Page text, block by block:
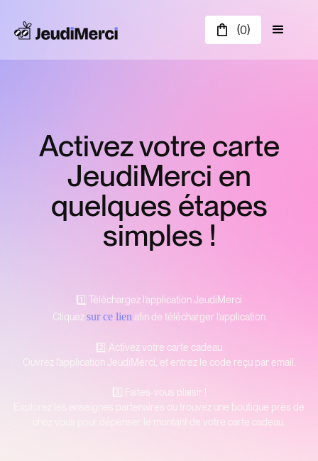
(0)
Activez votre carte
JeudiMerci en
quelques étapes
simples !
1️⃣ Téléchargez l'application JeudiMerci
Cliquezsur ce lien afin de télécharger l'application
2️⃣ Activez votre carte cadeau
Ouvrez l'application JeudiMerci, et entrez le code reçu par email.
3️⃣ Faites-vous plaisir !
Explorez les enseignes partenaires ou trouvez une boutique près de
chez vous pour dépenser le montant de votre carte cadeau.